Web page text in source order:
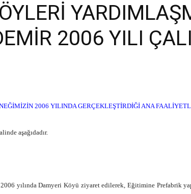
2006 YILI
2006 YILINDA GERÇEKLEŞTİRDİĞİ ANA
aşağıdadır.
yılında Damyeri Köyü ziyaret edilerek, Eğitimine Prefabrik